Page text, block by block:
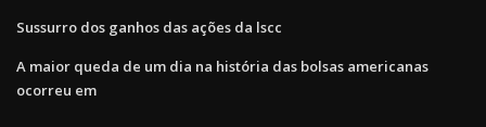
Sussurro dos ganhos das ações da lscc
A maior queda de um dia na história das bolsas americanas
ocorreu em